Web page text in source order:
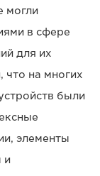
могли
в сфере
для их
что на многих
были
элементы
и